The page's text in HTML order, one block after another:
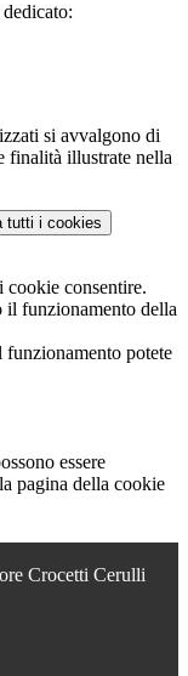
si avvalgono di
finalità illustrate nella
tutti i cookies
cookie consentire.
il funzionamento della
funzionamento potete
essere
pagina della cookie
Crocetti Cerulli